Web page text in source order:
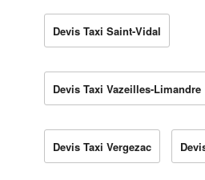
Devis Taxi Saint-Vidal
Devis Taxi Vazeilles-Limandre
Devis Taxi Vergezac